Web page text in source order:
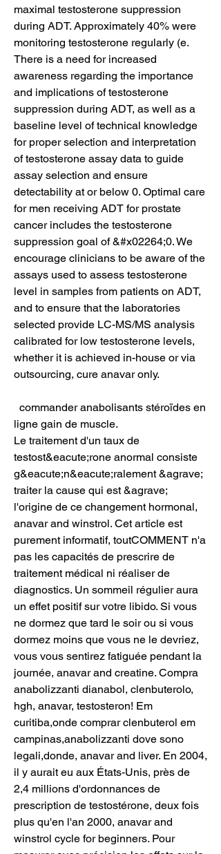
maximal testosterone suppression
during ADT. Approximately 40% were
monitoring testosterone regularly (e.
There is a need for increased
awareness regarding the importance
and implications of testosterone
suppression during ADT, as well as a
baseline level of technical knowledge
for proper selection and interpretation
of testosterone assay data to guide
assay selection and ensure
detectability at or below 0. Optimal care
for men receiving ADT for prostate
cancer includes the testosterone
suppression goal of &#x02264;0. We
encourage clinicians to be aware of the
assays used to assess testosterone
level in samples from patients on ADT,
and to ensure that the laboratories
selected provide LC-MS/MS analysis
calibrated for low testosterone levels,
whether it is achieved in-house or via
outsourcing, cure anavar only.
ligne gain de muscle.
Le traitement d'un taux de
testost&eacute;rone anormal consiste
g&eacute;n&eacute;ralement &agrave;
traiter la cause qui est &agrave;
l'origine de ce changement hormonal,
anavar and winstrol. Cet article est
purement informatif, toutCOMMENT n'a
pas les capacités de prescrire de
traitement médical ni réaliser de
diagnostics. Un sommeil régulier aura
un effet positif sur votre libido. Si vous
ne dormez que tard le soir ou si vous
dormez moins que vous ne le devriez,
vous vous sentirez fatiguée pendant la
journée, anavar and creatine. Compra
anabolizzanti dianabol, clenbuterolo,
hgh, anavar, testosteron! Em
curitiba,onde comprar clenbuterol em
campinas,anabolizzanti dove sono
legali,donde, anavar and liver. En 2004,
il y aurait eu aux États-Unis, près de
2,4 millions d'ordonnances de
prescription de testostérone, deux fois
plus qu'en l'an 2000, anavar and
winstrol cycle for beginners. Pour